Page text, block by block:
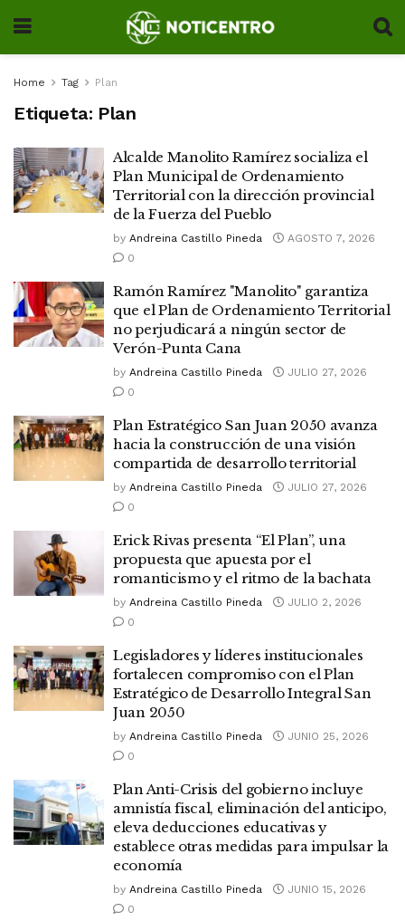
Home Tag Plan
Etiqueta: Plan
Alcalde Manolito Ramírez socializa el
Plan Municipal de Ordenamiento
Territorial con la dirección provincial
de la Fuerza del Pueblo
by Andreina Castillo Pineda
AGOSTO 7, 2026
0
Ramón Ramírez "Manolito" garantiza
que el Plan de Ordenamiento Territorial
no perjudicará a ningún sector de
Verón-Punta Cana
by Andreina Castillo Pineda
JULIO 27, 2026
0
Plan Estratégico San Juan 2050 avanza
hacia la construcción de una visión
compartida de desarrollo territorial
by Andreina Castillo Pineda
JULIO 27, 2026
0
Erick Rivas presenta “El Plan”, una
propuesta que apuesta por el
romanticismo y el ritmo de la bachata
by Andreina Castillo Pineda
JULIO 2, 2026
0
Legisladores y líderes institucionales
fortalecen compromiso con el Plan
Estratégico de Desarrollo Integral San
Juan 2050
by Andreina Castillo Pineda
JUNIO 25, 2026
0
Plan Anti-Crisis del gobierno incluye
amnistía fiscal, eliminación del anticipo,
eleva deducciones educativas y
establece otras medidas para impulsar la
economía
by Andreina Castillo Pineda
JUNIO 15, 2026
0